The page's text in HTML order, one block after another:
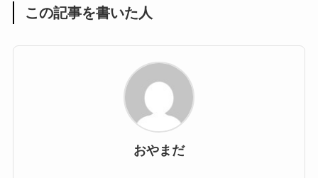
この記事を書いた人
おやまだ